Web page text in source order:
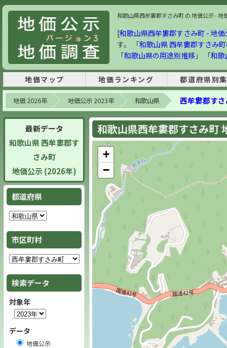
和歌山県西牟婁郡すさみ町 の 地価公示 -
[和歌山県西牟婁郡すさみ町 - 地
す。 「和歌山県 西牟婁郡すさみ
「和歌山県の用途別推移 」 「和歌
地価マップ 地価ランキング 都道府県別
地価 2026年 地価公示 2023年 和歌山県 西牟婁郡す
最新データ
和歌山県 西牟婁郡す
さみ町
地価公示 (2026年)
都道府県
市区町村
検索データ
対象年
データ
地価公示
和歌山県西牟婁郡すさみ町
+
−